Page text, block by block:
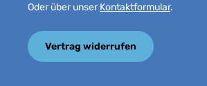
Oder über unserKontaktformular.
Vertrag widerrufen